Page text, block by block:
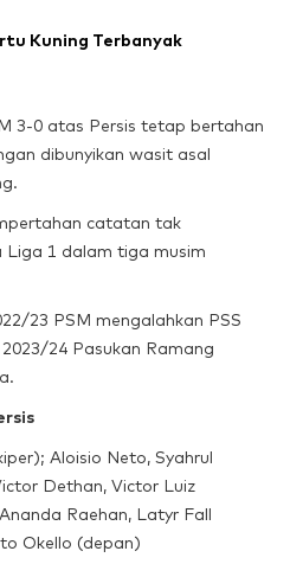
Kuning Terbanyak
3-0 atas Persis tetap bertahan
dibunyikan wasit asal
catatan tak
1 dalam tiga musim
23 PSM mengalahkan PSS
24 Pasukan Ramang
Aloisio Neto, Syahrul
Dethan, Victor Luiz
Raehan, Latyr Fall
Okello (depan)